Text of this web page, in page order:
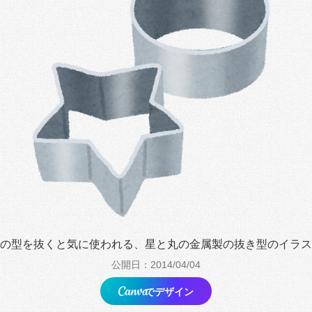
型を抜くと気に使われる、星と丸の金属製の抜き型のイラ
公開日：2014/04/04
でデザイン